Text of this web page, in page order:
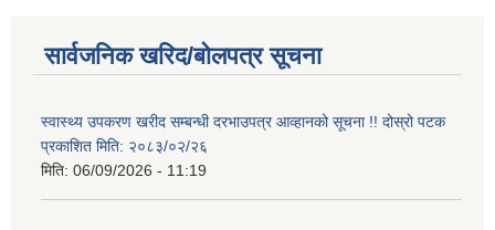
सार्वजनिक खरिद/बोलपत्र सूचना
स्वास्थ्य उपकरण खरीद सम्बन्धी दरभाउपत्र आव्हानको सूचना !! दोस्रो पटक
प्रकाशित मिति: २०८३/०२/२६
मिति: 06/09/2026 - 11:19